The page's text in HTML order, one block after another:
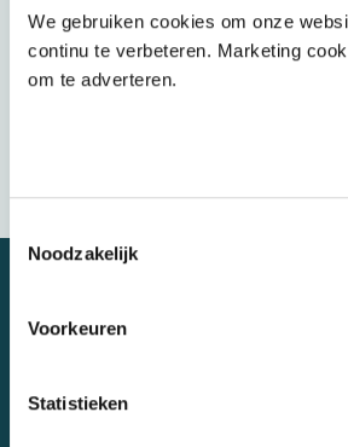
We gebruiken cookies om onze
continu te verbeteren. Marketing
om te adverteren.
Noodzakelijk
Voorkeuren
Statistieken
Door op “verzenden” te
hetprivacybeleid